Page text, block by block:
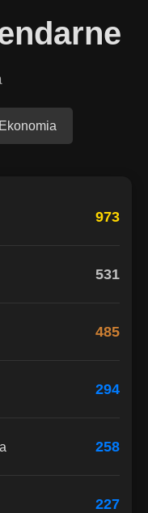
973
531
485
294
258
227